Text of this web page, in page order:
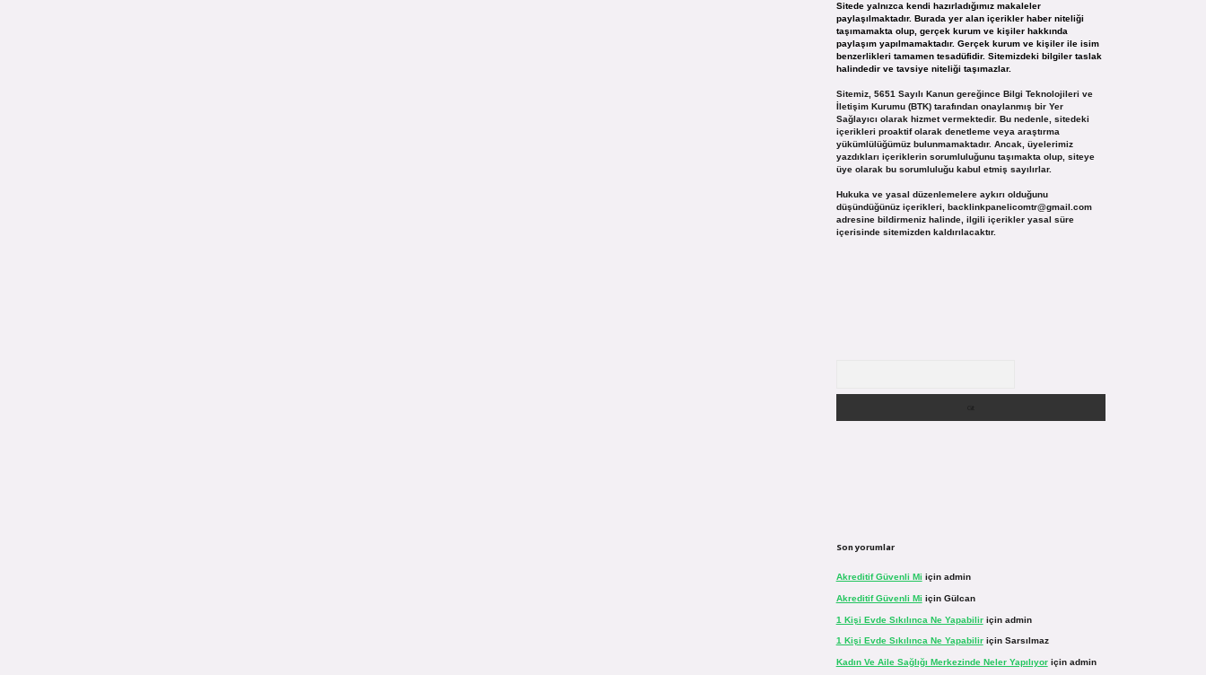
Sitede yalnızca kendi hazırladığımız makaleler
paylaşılmaktadır. Burada yer alan içerikler haber niteliği
taşımamakta olup, gerçek kurum ve kişiler hakkında
paylaşım yapılmamaktadır. Gerçek kurum ve kişiler ile isim
benzerlikleri tamamen tesadüfidir. Sitemizdeki bilgiler taslak
halindedir ve tavsiye niteliği taşımazlar.
Sitemiz, 5651 Sayılı Kanun gereğince Bilgi Teknolojileri ve
İletişim Kurumu (BTK) tarafından onaylanmış bir Yer
Sağlayıcı olarak hizmet vermektedir. Bu nedenle, sitedeki
içerikleri proaktif olarak denetleme veya araştırma
yükümlülüğümüz bulunmamaktadır. Ancak, üyelerimiz
yazdıkları içeriklerin sorumluluğunu taşımakta olup, siteye
üye olarak bu sorumluluğu kabul etmiş sayılırlar.
Hukuka ve yasal düzenlemelere aykırı olduğunu
düşündüğünüz içerikleri, backlinkpanelicomtr@gmail.com
adresine bildirmeniz halinde, ilgili içerikler yasal süre
içerisinde sitemizden kaldırılacaktır.
Son yorumlar
Akreditif Güvenli Mi için admin
Akreditif Güvenli Mi için Gülcan
1 Kişi Evde Sıkılınca Ne Yapabiliriçin admin
1 Kişi Evde Sıkılınca Ne Yapabiliriçin Sarsılmaz
Kadın Ve Aile Sağlığı Merkezinde Neler Yapılıyoriçin admin